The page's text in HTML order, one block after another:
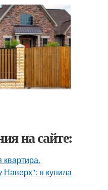
на сайте:
я купила